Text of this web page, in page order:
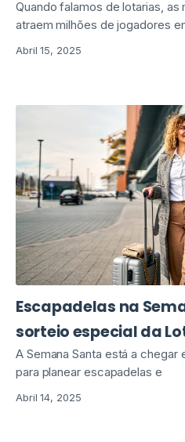
Quando falamos de lotarias,
atraem milhões de jogadores
Abril 15, 2025
Escapadelas na
sorteio especial da
A Semana Santa está a
para planear escapadelas e
Abril 14, 2025